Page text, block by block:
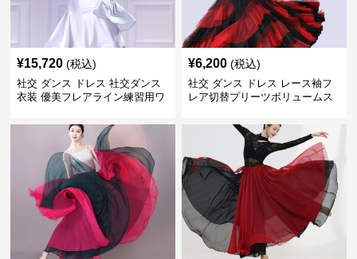
¥15,720 (税込)
社交 ダンス ドレス 社交ダンス
衣装 優美フレアライン練習用ワ
¥6,200 (税込)
社交 ダンス ドレス レース袖フ
レア切替プリーツボリュームス